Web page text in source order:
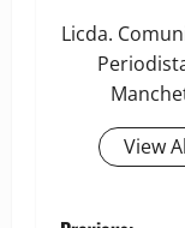
Licda.
View